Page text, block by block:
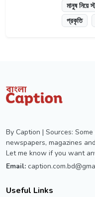
মানুষ নিয়ে
প্রকৃতি
By Caption | Sources:
newspapers, magazines
Let me know if you want
Email:
Useful Links